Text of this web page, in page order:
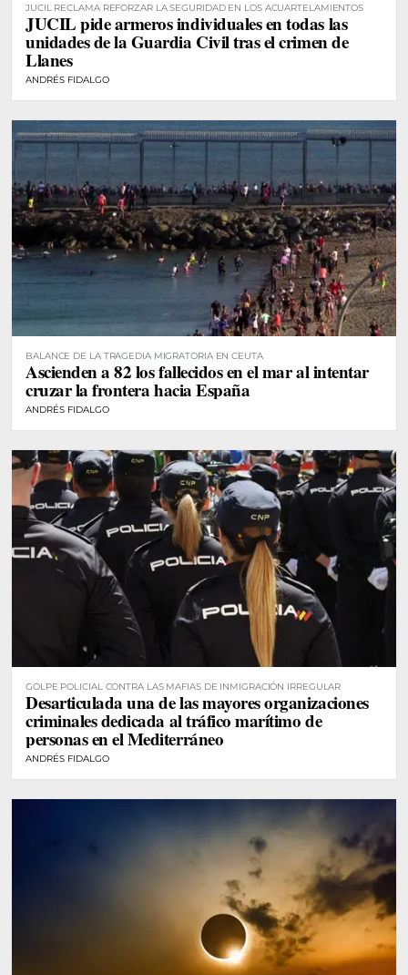
JUCIL RECLAMA REFORZAR LA SEGURIDAD EN LOS ACUARTELAMIENTOS
JUCIL pide armeros individuales en todas las
unidades de la Guardia Civil tras el crimen de
Llanes
ANDRÉS FIDALGO
BALANCE DE LA TRAGEDIA MIGRATORIA EN CEUTA
Ascienden a 82 los fallecidos en el mar al intentar
cruzar la frontera hacia España
ANDRÉS FIDALGO
GOLPE POLICIAL CONTRA LAS MAFIAS DE INMIGRACIÓN IRREGULAR
Desarticulada una de las mayores organizaciones
criminales dedicada al tráfico marítimo de
personas en el Mediterráneo
ANDRÉS FIDALGO